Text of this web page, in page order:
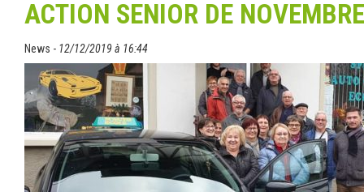
ACTION SENIOR DE NOVEMBRE
News - 12/12/2019 à 16:44